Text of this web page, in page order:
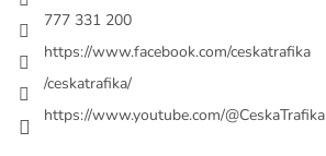
ý
s
777 331 200
https://www.facebook.com/ceskatrafika
/ceskatrafika/
https://www.youtube.com/@CeskaTrafika